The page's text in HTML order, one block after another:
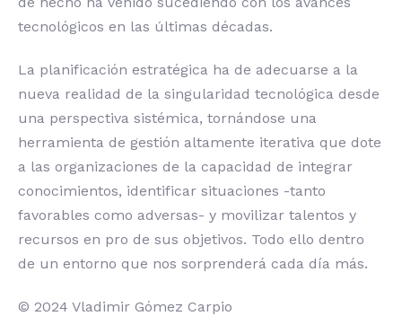
tecnológicos en las últimas décadas.
La planificación estratégica ha de adecuarse a la
nueva realidad de la singularidad tecnológica desde
una perspectiva sistémica, tornándose una
herramienta de gestión altamente iterativa que dote
a las organizaciones de la capacidad de integrar
conocimientos, identificar situaciones -tanto
favorables como adversas- y movilizar talentos y
recursos en pro de sus objetivos. Todo ello dentro
de un entorno que nos sorprenderá cada día más.
© 2024 Vladimir Gómez Carpio